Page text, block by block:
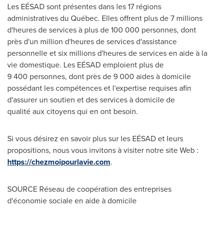
Les EÉSAD sont présentes dans les 17 régions
administratives du Québec. Elles offrent plus de 7 millions
d'heures de services à plus de 100 000 personnes, dont
près d'un million d'heures de services d'assistance
personnelle et six millions d'heures de services en aide à la
vie domestique. Les EÉSAD emploient plus de
9 400 personnes, dont près de 9 000 aides à domicile
possédant les compétences et l'expertise requises afin
d'assurer un soutien et des services à domicile de
qualité aux citoyens qui en ont besoin.
Si vous désirez en savoir plus sur les EÉSAD et leurs
propositions, nous vous invitons à visiter notre site Web :
https://chezmoipourlavie.com.
SOURCE Réseau de coopération des entreprises
d'économie sociale en aide à domicile